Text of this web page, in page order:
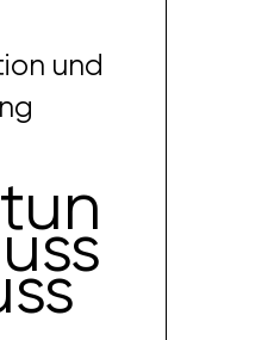
und